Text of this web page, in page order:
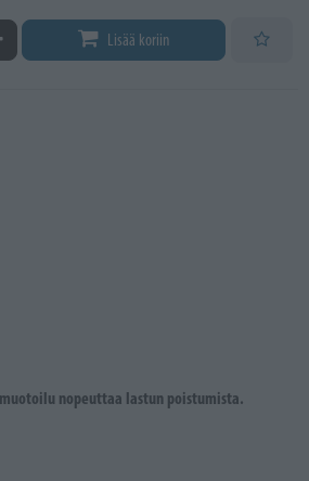
määrää Lisää koriin
nopeuttaa lastun poistumista.